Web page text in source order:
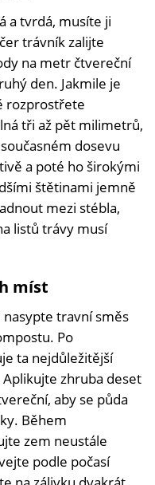
a tvrdá, musíte ji
trávník zalijte
na metr čtvereční
den. Jakmile je
rozprostřete
tři až pět milimetrů,
dosevu
a poté ho širokými
štětinami jemně
mezi stébla,
listů trávy musí
míst
travní směs
Po
ta nejdůležitější
zhruba deset
aby se půda
Během
zem neustále
podle počasí